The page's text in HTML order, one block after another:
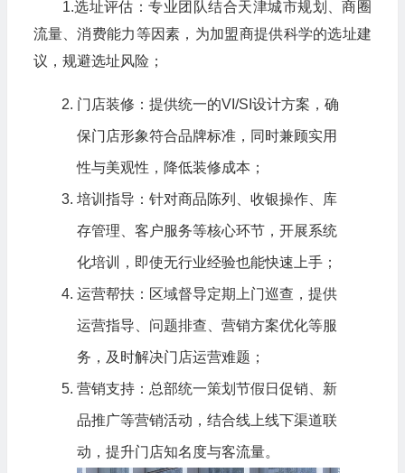
1.选址评估：专业团队结合天津城市规划、商圈
流量、消费能力等因素，为加盟商提供科学的选址建
议，规避选址风险；
门店装修：提供统一的VI/SI设计方案，确
保门店形象符合品牌标准，同时兼顾实用
性与美观性，降低装修成本；
培训指导：针对商品陈列、收银操作、库
存管理、客户服务等核心环节，开展系统
化培训，即使无行业经验也能快速上手；
运营帮扶：区域督导定期上门巡查，提供
运营指导、问题排查、营销方案优化等服
务，及时解决门店运营难题；
营销支持：总部统一策划节假日促销、新
品推广等营销活动，结合线上线下渠道联
动，提升门店知名度与客流量。